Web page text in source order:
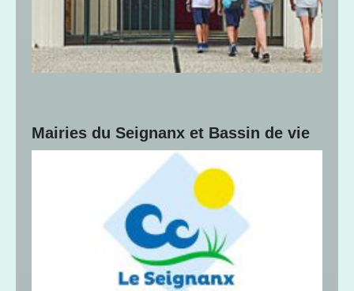
Mairies du Seignanx et Bassin de vie